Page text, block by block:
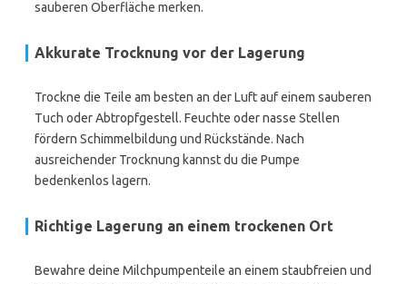
sauberen Oberfläche merken.
Akkurate Trocknung vor der Lagerung
Trockne die Teile am besten an der Luft auf einem sauberen
Tuch oder Abtropfgestell. Feuchte oder nasse Stellen
fördern Schimmelbildung und Rückstände. Nach
ausreichender Trocknung kannst du die Pumpe
bedenkenlos lagern.
Richtige Lagerung an einem trockenen Ort
Bewahre deine Milchpumpenteile an einem staubfreien und